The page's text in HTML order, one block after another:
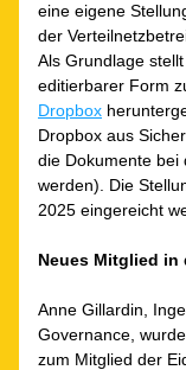
eine eigene
der
Als Grundlage
Dropbox
Dropbox aus
die Dokumente bei
werden). Die
2025 eingereicht
Neues Mitglied in
Anne Gillardin,
Governance,
zum Mitglied der